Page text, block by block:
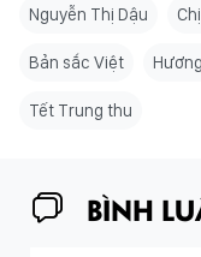
Nguyễn Thị Dậu
Bản sắc Việt
Tết Trung thu
BÌNH